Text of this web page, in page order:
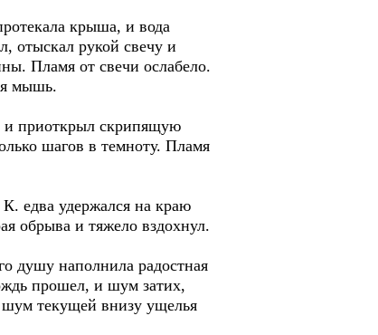
крыша, и вода
отыскал рукой свечу и
Пламя от свечи ослабело.
мышь.
приоткрыл скрипящую
шагов в темноту. Пламя
едва удержался на краю
обрыва и тяжело вздохнул.
душу наполнила радостная
прошел, и шум затих,
шум текущей внизу ущелья